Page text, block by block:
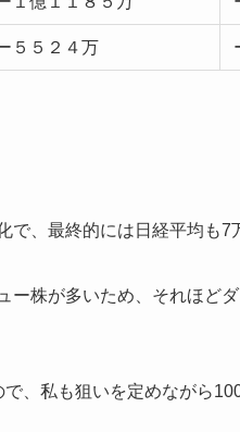
５５２４万
、最終的には日経平均も7
ー株が多いため、それほど
、私も狙いを定めながら